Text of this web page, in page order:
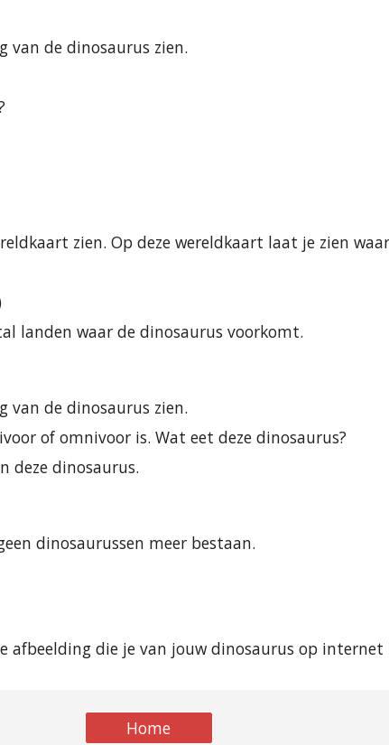
van de dinosaurus zien.
zien. Op deze wereldkaart laat je zien
landen waar de dinosaurus voorkomt.
van de dinosaurus zien.
of omnivoor is. Wat eet deze dinosaurus?
deze dinosaurus.
dinosaurussen meer bestaan.
afbeelding die je van jouw dinosaurus op
Home